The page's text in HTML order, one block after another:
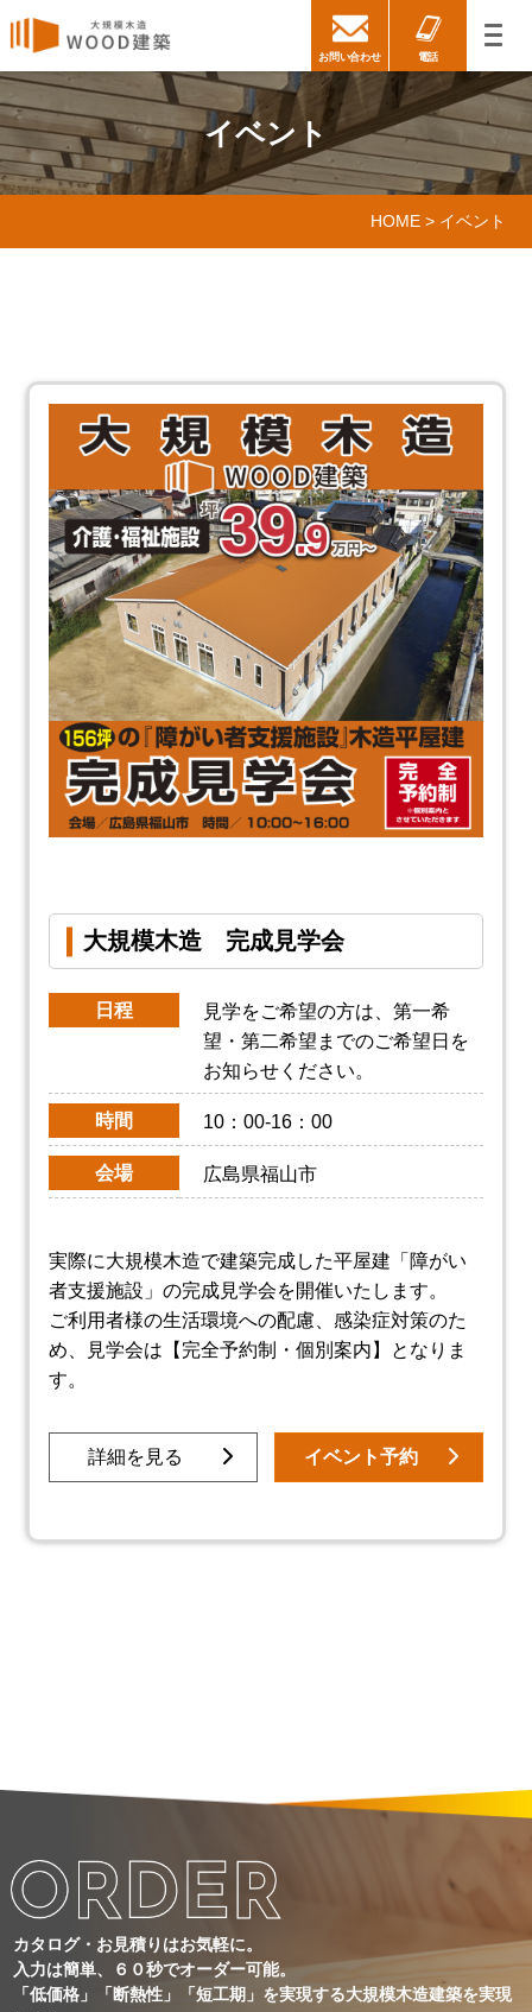
お問い合わせ 電話
イベント
HOME> イベント
大規模木造 完成見学会
日程
見学をご希望の方は、第一希
望・第二希望までのご希望日を
お知らせください。
時間 10：00-16：00
会場 広島県福山市
実際に大規模木造で建築完成した平屋建「障がい
者支援施設」の完成見学会を開催いたします。
ご利用者様の生活環境への配慮、感染症対策のた
め、見学会は【完全予約制・個別案内】となりま
す。
詳細を見る イベント予約
カタログ・お見積りはお気軽に。
入力は簡単、６０秒でオーダー可能。
「低価格」「断熱性」「短工期」を実現する大規模木造建築を実現